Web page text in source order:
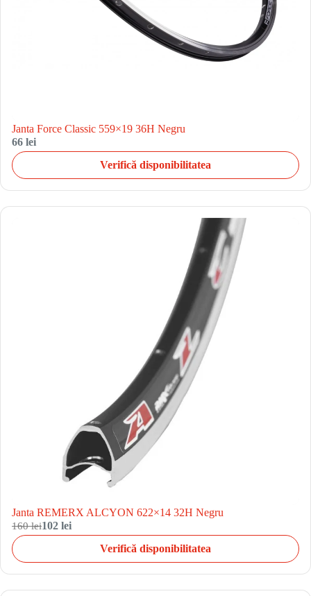
Janta Force Classic 559×19 36H Negru
66 lei
Verifică disponibilitatea
Janta REMERX ALCYON 622×14 32H Negru
160 lei102 lei
Verifică disponibilitatea